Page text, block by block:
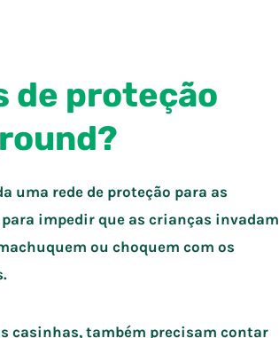
de proteção
uma rede de proteção para as
impedir que as crianças invadam
ou choquem com os
casinhas, também precisam contar